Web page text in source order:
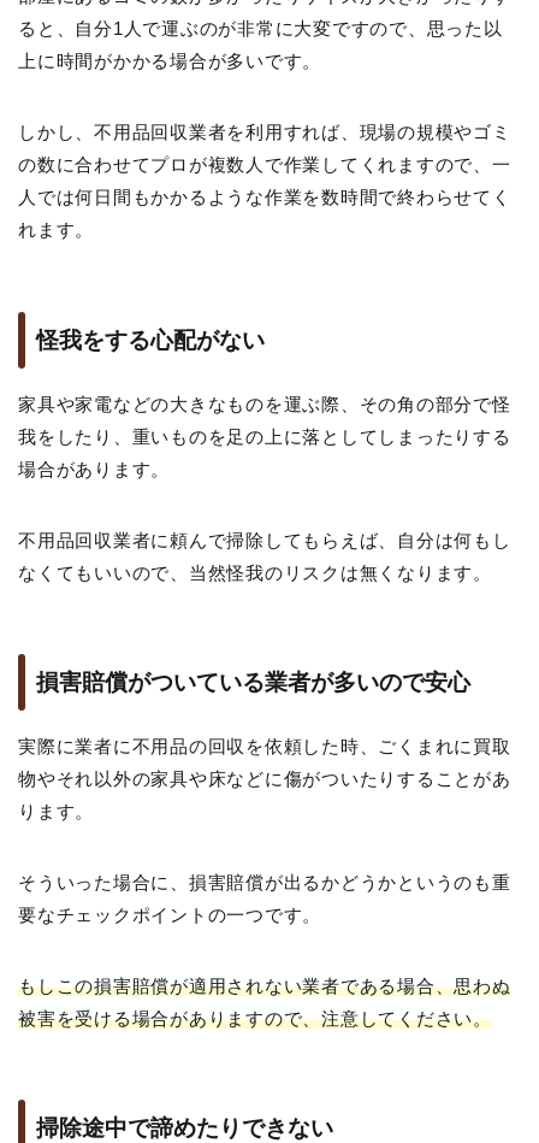
ると、自分1人で運ぶのが非常に大変ですので、思った以
上に時間がかかる場合が多いです。
しかし、不用品回収業者を利用すれば、現場の規模やゴミ
の数に合わせてプロが複数人で作業してくれますので、一
人では何日間もかかるような作業を数時間で終わらせてく
れます。
怪我をする心配がない
家具や家電などの大きなものを運ぶ際、その角の部分で怪
我をしたり、重いものを足の上に落としてしまったりする
場合があります。
不用品回収業者に頼んで掃除してもらえば、自分は何もし
なくてもいいので、当然怪我のリスクは無くなります。
損害賠償がついている業者が多いので安心
実際に業者に不用品の回収を依頼した時、ごくまれに買取
物やそれ以外の家具や床などに傷がついたりすることがあ
ります。
そういった場合に、損害賠償が出るかどうかというのも重
要なチェックポイントの一つです。
もしこの損害賠償が適用されない業者である場合、思わぬ
被害を受ける場合がありますので、注意してください。
掃除途中で諦めたりできない